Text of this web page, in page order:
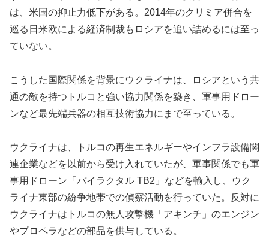
は、米国の抑止力低下がある。2014年のクリミア併合を
巡る日米欧による経済制裁もロシアを追い詰めるには至っ
ていない。
こうした国際関係を背景にウクライナは、ロシアという共
通の敵を持つトルコと強い協力関係を築き、軍事用ドロー
ンなど最先端兵器の相互技術協力にまで至っている。
ウクライナは、トルコの再生エネルギーやインフラ設備関
連企業などを以前から受け入れていたが、軍事関係でも軍
事用ドローン「バイラクタル TB2」などを輸入し、ウク
ライナ東部の紛争地帯での偵察活動を行っていた。反対に
ウクライナはトルコの無人攻撃機「アキンチ」のエンジン
やプロペラなどの部品を供与している。